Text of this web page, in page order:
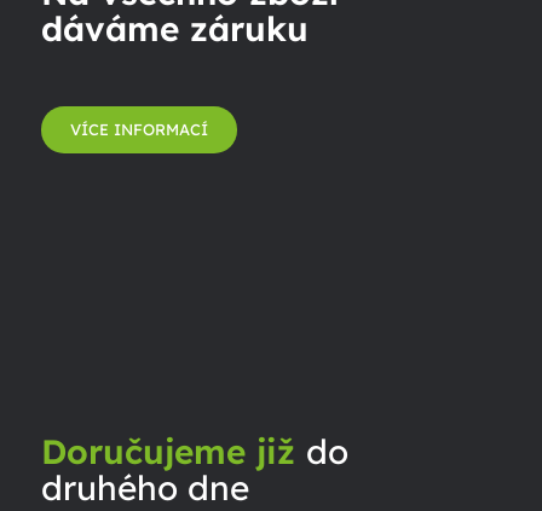
dáváme záruku
VÍCE INFORMACÍ
Doručujeme již do
druhého dne